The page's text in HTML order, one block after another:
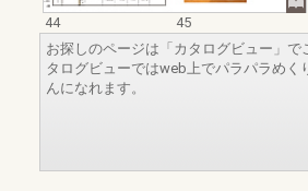
44
45
お探しのページは「カタログビュー」で
タログビューではweb上でパラパラめく
んになれます。